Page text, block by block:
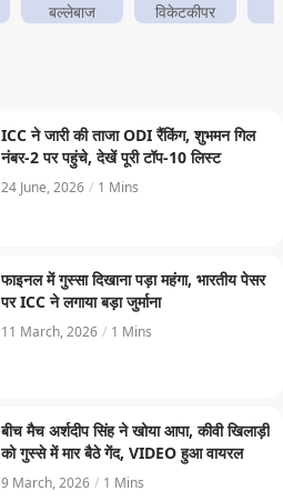
बल्लेबाज
विकेटकीपर
ICC ने जारी की ताजा ODI रैंकिंग, शुभमन गिल
नंबर-2 पर पहुंचे, देखें पूरी टॉप-10 लिस्ट
24 June, 2026 / 1 Mins
फाइनल में गुस्सा दिखाना पड़ा महंगा, भारतीय पेसर
पर ICC ने लगाया बड़ा जुर्माना
11 March, 2026 / 1 Mins
बीच मैच अर्शदीप सिंह ने खोया आपा, कीवी खिलाड़ी
को गुस्से में मार बैठे गेंद, VIDEO हुआ वायरल
9 March, 2026 / 1 Mins